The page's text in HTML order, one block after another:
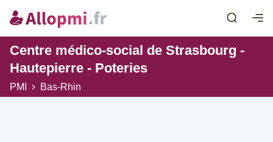
Centre médico-social de Strasbourg -
Hautepierre - Poteries
PMI Bas-Rhin